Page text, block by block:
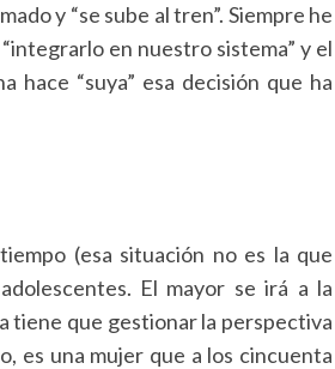
y “se sube al tren”. Siempre he
en nuestro sistema” y el
“suya” esa decisión que ha
(esa situación no es la que
El mayor se irá a la
tiene que gestionar la perspectiva
es una mujer que a los cincuenta